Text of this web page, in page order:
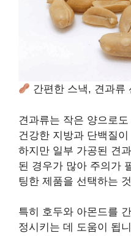
간편한 스낵, 견과류
견과류는 작은 양으로
건강한 지방과 단백질
하지만 일부 가공된 견
된 경우가 많아 주의가
팅한 제품을 선택하는
특히 호두와 아몬드를
정시키는 데 도움이 됩